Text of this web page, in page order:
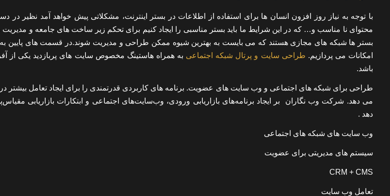
با توجه به نیاز روز افزون انسان ها برای استفاده از اطلاعات در بستر اینترنت، مشکلاتی پیش خواهد آمد نظیر در
محتوای نا مناسب و… که در این شرایط ما باید بستر مناسبی را ایجاد کنیم برای تحکم زیر ساخت های جامعه و مدیریت
بستر ها شبکه های مجازی هستند که می بایست به بهترین شیوه ممکن طراحی و مدیریت شوند.در قسمت های پایین
امکانات می پردازیم. طراحی سایت و پرتال شبکه اجتماعی به همراه هاستینگ مخصوص سایت های پربازدید یکی از
باشد.
طراحی برای شبکه های اجتماعی و وب سایت های عضویت. برنامه های کاربردی قدرتمندی را برای ایجاد تعامل بیشتر در
می دهد. شرکت وب نگاران بر ایجاد برنامه‌های بازاریابی ورودی، وب‌سایت‌های اجتماعی و ابتکارات بازاریابی
دهد .
وب سایت های شبکه های اجتماعی
سیستم های مدیریتی برای عضویت
CRM + CMS
تعامل وب سایت